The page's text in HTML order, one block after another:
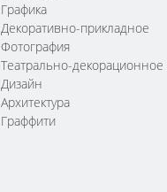
Графика
Декоративно-прикладное
Фотография
Театрально-декорационное
Дизайн
Архитектура
Граффити